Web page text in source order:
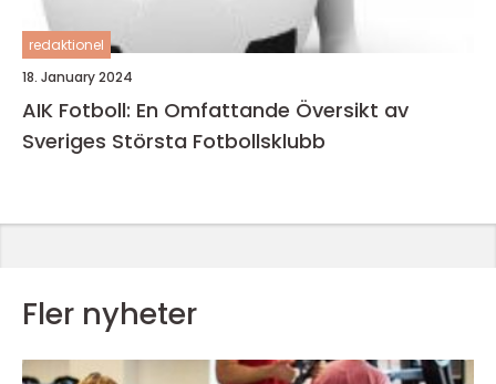
redaktionel
18. January 2024
AIK Fotboll: En Omfattande Översikt av
Sveriges Största Fotbollsklubb
Fler nyheter